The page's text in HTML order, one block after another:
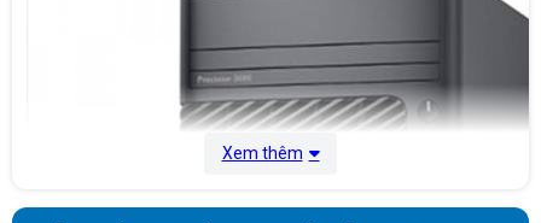
Xem thêm